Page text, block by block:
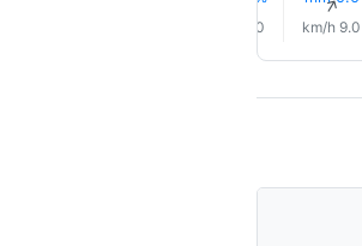
↑
9.0 km/h
9.0 km/h